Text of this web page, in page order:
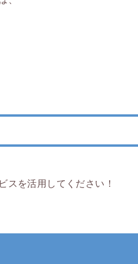
スを活用してください！